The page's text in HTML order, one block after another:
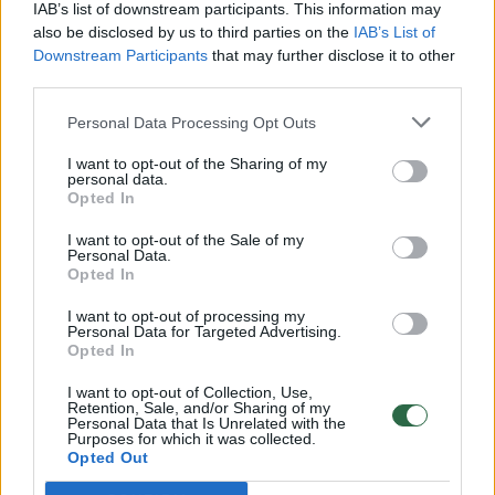
IAB’s list of downstream participants. This information may
also be disclosed by us to third parties on the IAB’s List of
Downstream Participants that may further disclose it to other
Personal Data Processing Opt Outs
I want to opt-out of the Sharing of my
personal data.
Opted In
I want to opt-out of the Sale of my
Personal Data.
Opted In
I want to opt-out of processing my
Personal Data for Targeted Advertising.
Opted In
I want to opt-out of Collection, Use,
Retention, Sale, and/or Sharing of my
Personal Data that Is Unrelated with the
Purposes for which it was collected.
Opted Out
vaikus: jiems kilusi grėsmė
Žinios | Lietuvos diena
vaiko gyvybių išgelbėti nepavyko
Žinios | Lietuvos diena
Nufilmavo, kaip patvino Vilniaus Vakarinis aplinkkelis:
vaizdas pribloškia
Žinios | Lietuvos diena
00:02:01
„Pagarba pirmajai premjerei“: pasidalijo jautriais
prisiminimais apie Kazimierą Prunskienę
Žinios | Lietuvos diena